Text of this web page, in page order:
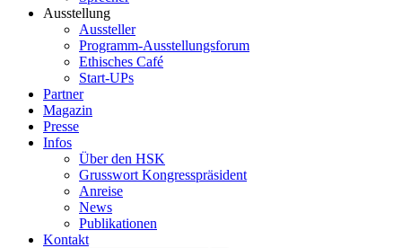
Ausstellung
Aussteller
Programm-Ausstellungsforum
Ethisches Café
Start-UPs
Partner
Magazin
Presse
Infos
Über den HSK
Grusswort Kongresspräsident
Anreise
News
Publikationen
Kontakt